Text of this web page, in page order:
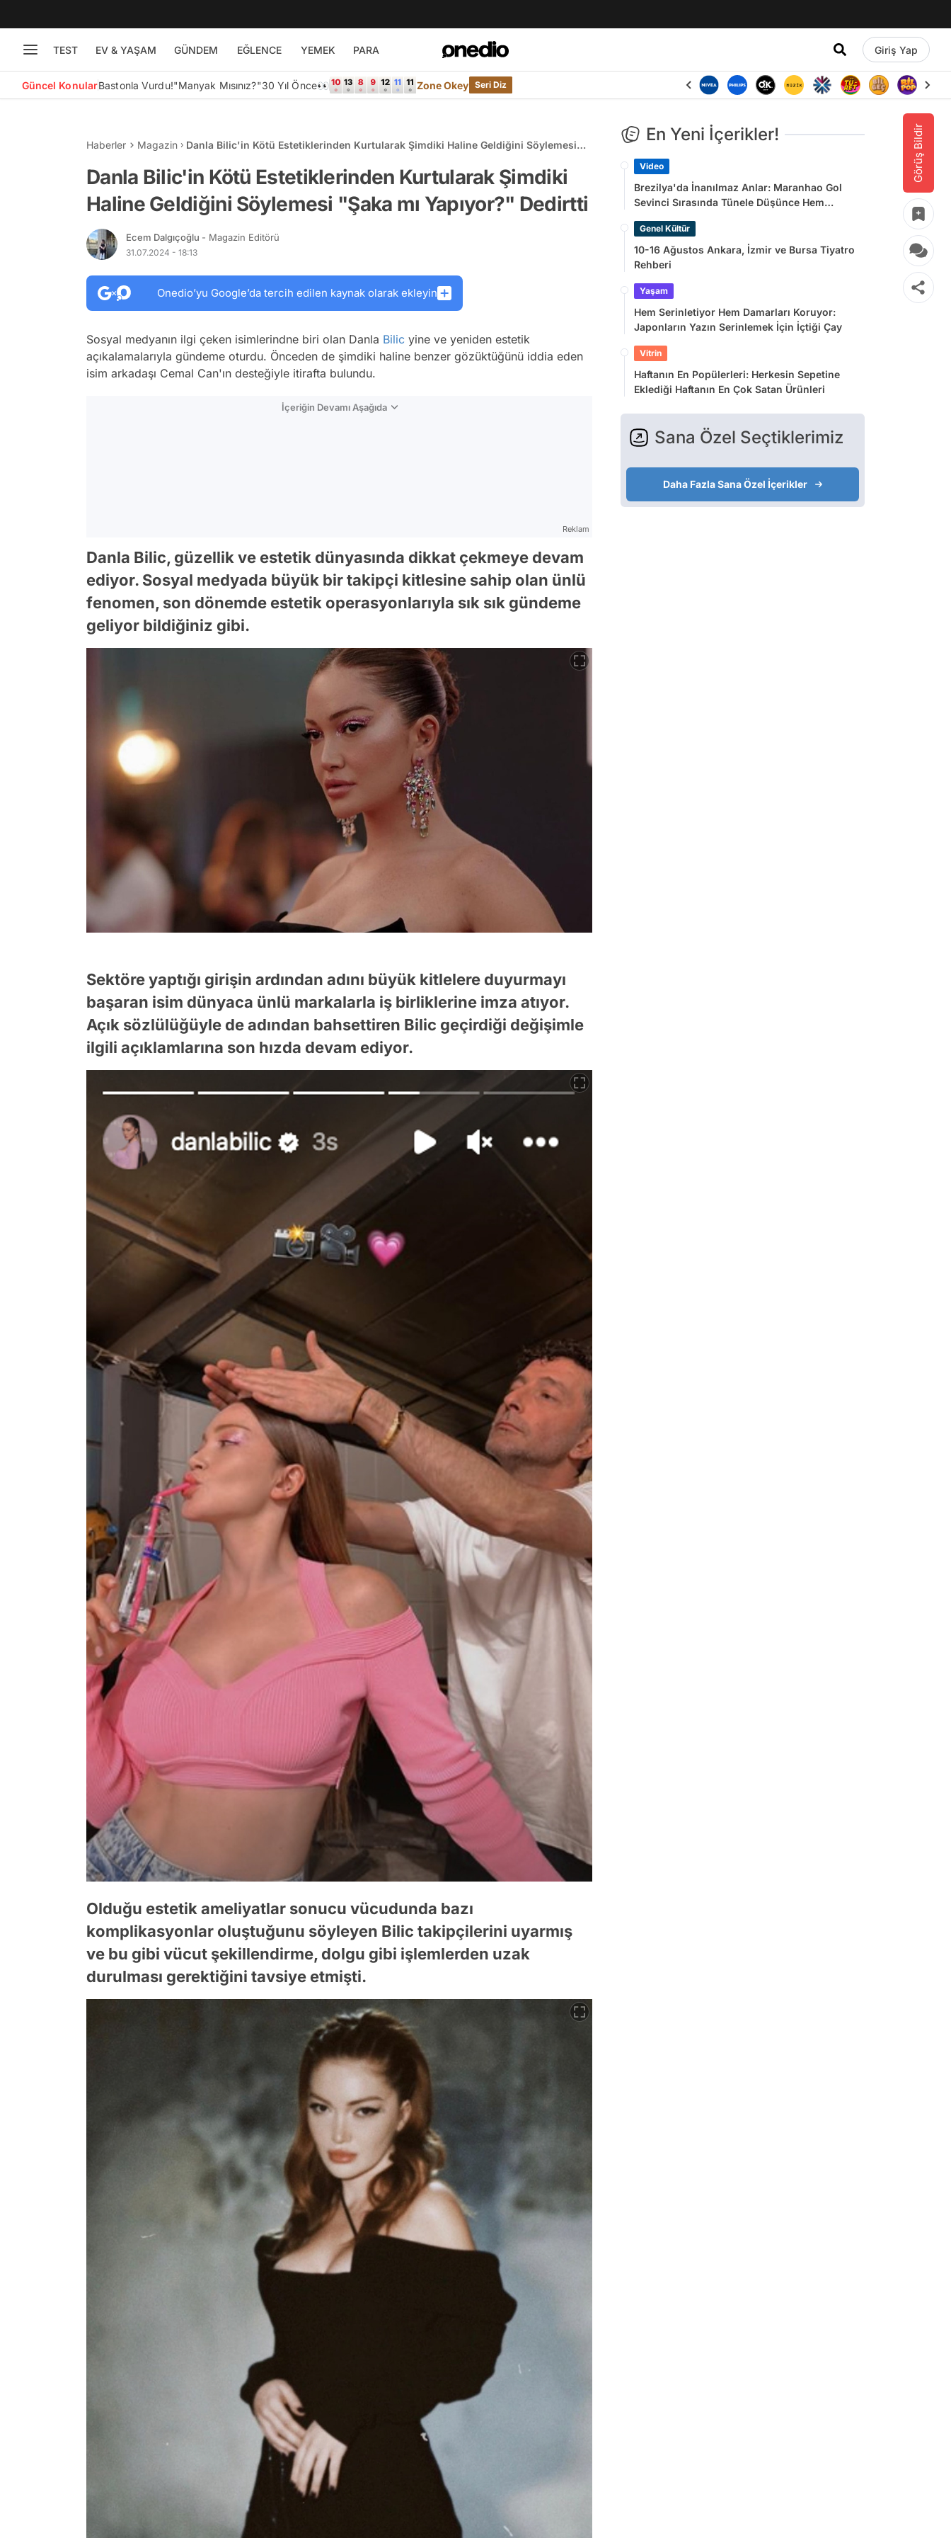
TEST EV & YAŞAM GÜNDEM EĞLENCE YEMEK PARA Giriş Yap
Güncel KonularBastonla Vurdu!"Manyak Mısınız?"30 Yıl Önce👀 Zone Okey Seri Diz
Görüş Bildir
Haberler Magazin
Danla Bilic'in Kötü Estetiklerinden Kurtularak Şimdiki Haline Geldiğini Söylemesi
Danla Bilic'in Kötü Estetiklerinden Kurtularak Şimdiki
Haline Geldiğini Söylemesi "Şaka mı Yapıyor?" Dedirtti
Ecem Dalgıçoğlu - Magazin Editörü
31.07.2024 - 18:13
Onedio’yu Google’da tercih edilen kaynak olarak ekleyin
Sosyal medyanın ilgi çeken isimlerindne biri olan Danla Bilic yine ve yeniden estetik
açıkalamalarıyla gündeme oturdu. Önceden de şimdiki haline benzer gözüktüğünü iddia eden
isim arkadaşı Cemal Can'ın desteğiyle itirafta bulundu.
İçeriğin Devamı Aşağıda
Reklam
Danla Bilic, güzellik ve estetik dünyasında dikkat çekmeye devam
ediyor. Sosyal medyada büyük bir takipçi kitlesine sahip olan ünlü
fenomen, son dönemde estetik operasyonlarıyla sık sık gündeme
geliyor bildiğiniz gibi.
Sektöre yaptığı girişin ardından adını büyük kitlelere duyurmayı
başaran isim dünyaca ünlü markalarla iş birliklerine imza atıyor.
Açık sözlülüğüyle de adından bahsettiren Bilic geçirdiği değişimle
ilgili açıklamlarına son hızda devam ediyor.
Olduğu estetik ameliyatlar sonucu vücudunda bazı
komplikasyonlar oluştuğunu söyleyen Bilic takipçilerini uyarmış
ve bu gibi vücut şekillendirme, dolgu gibi işlemlerden uzak
durulması gerektiğini tavsiye etmişti.
En Yeni İçerikler!
Video
Brezilya'da İnanılmaz Anlar: Maranhao Gol
Sevinci Sırasında Tünele Düşünce Hem
Genel Kültür
10-16 Ağustos Ankara, İzmir ve Bursa Tiyatro
Rehberi
Yaşam
Hem Serinletiyor Hem Damarları Koruyor:
Japonların Yazın Serinlemek İçin İçtiği Çay
Vitrin
Haftanın En Popülerleri: Herkesin Sepetine
Eklediği Haftanın En Çok Satan Ürünleri
Sana Özel Seçtiklerimiz
Daha Fazla Sana Özel İçerikler